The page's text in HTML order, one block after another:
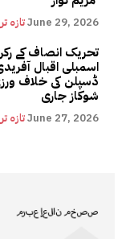
تازہJune 29, 2026
تحریک انصاف کے
اسمبلی اقبال
ڈسپلن کی خلاف
شوکاز جاری
تازہJune 27, 2026